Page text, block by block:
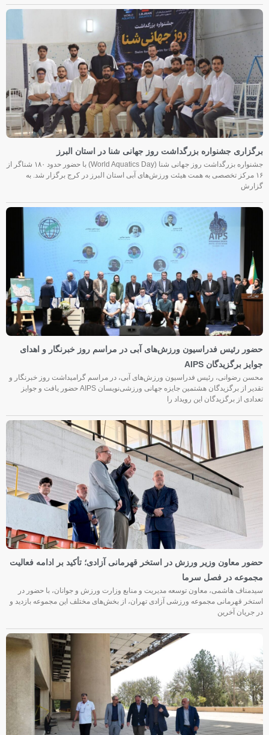
برگزاری جشنواره بزرگداشت روز جهانی شنا در استان البرز
جشنواره بزرگداشت روز جهانی شنا (World Aquatics Day) با حضور حدود ۱۸۰ شناگر از
۱۶ مرکز تخصصی به همت هیئت ورزش‌های آبی استان البرز در کرج برگزار شد. به
گزارش
حضور رئیس فدراسیون ورزش‌های آبی در مراسم روز خبرنگار و اهدای
جوایز برگزیدگان AIPS
محسن رضوانی، رئیس فدراسیون ورزش‌های آبی، در مراسم گرامیداشت روز خبرنگار و
تقدیر از برگزیدگان هشتمین جایزه جهانی ورزشی‌نویسان AIPS حضور یافت و جوایز
تعدادی از برگزیدگان این رویداد را
حضور معاون وزیر ورزش در استخر قهرمانی آزادی؛ تأکید بر ادامه فعالیت
مجموعه در فصل سرما
سیدمناف هاشمی، معاون توسعه مدیریت و منابع وزارت ورزش و جوانان، با حضور در
استخر قهرمانی مجموعه ورزشی آزادی تهران، از بخش‌های مختلف این مجموعه بازدید و
در جریان آخرین